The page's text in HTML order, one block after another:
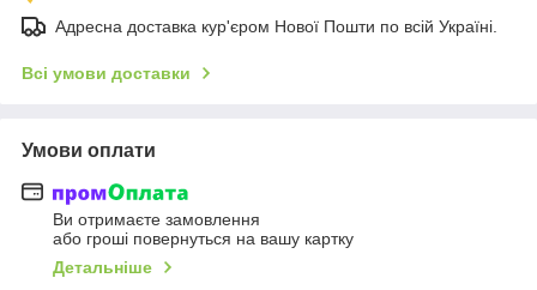
Адресна доставка кур'єром Нової Пошти по всій Україні.
Всі умови доставки
Умови оплати
Ви отримаєте замовлення
або гроші повернуться на вашу картку
Детальніше